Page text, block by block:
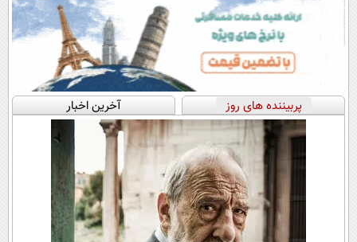
پربیننده های روز آخرین اخبار